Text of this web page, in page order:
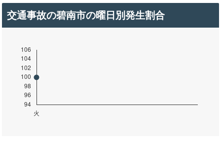
交通事故の碧南市の曜日別発生割合